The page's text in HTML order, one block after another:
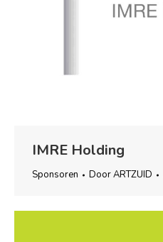
IMRE Holding
Sponsoren DoorARTZUID